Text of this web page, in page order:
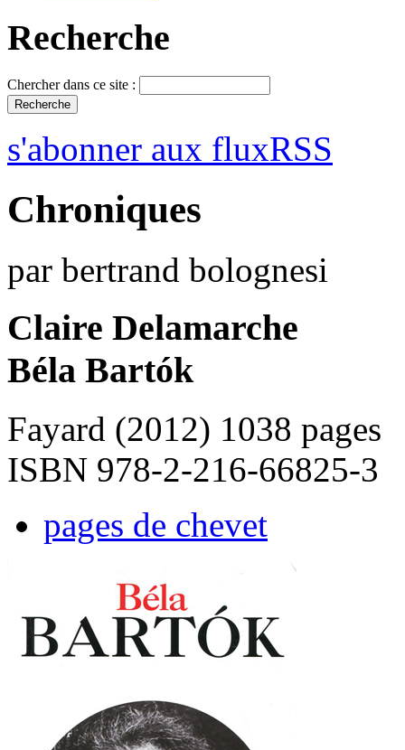
Recherche
Chercher dans ce site :
s'abonner aux fluxRSS
Chroniques
par bertrand bolognesi
Claire Delamarche
Béla Bartók
Fayard (2012) 1038 pages
ISBN 978-2-216-66825-3
pages de chevet